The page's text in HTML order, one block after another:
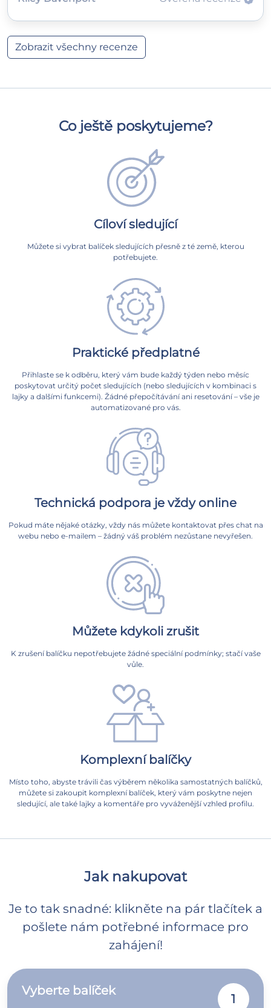
Zobrazit všechny recenze
Co ještě poskytujeme?
Cíloví sledující
Můžete si vybrat balíček sledujících přesně z té země, kterou
potřebujete.
Praktické předplatné
Přihlaste se k odběru, který vám bude každý týden nebo měsíc
poskytovat určitý počet sledujících (nebo sledujících v kombinaci s
lajky a dalšími funkcemi). Žádné přepočítávání ani resetování – vše je
automatizované pro vás.
Technická podpora je vždy online
Pokud máte nějaké otázky, vždy nás můžete kontaktovat přes chat na
webu nebo e-mailem – žádný váš problém nezůstane nevyřešen.
Můžete kdykoli zrušit
K zrušení balíčku nepotřebujete žádné speciální podmínky; stačí vaše
vůle.
Komplexní balíčky
Místo toho, abyste trávili čas výběrem několika samostatných balíčků,
můžete si zakoupit komplexní balíček, který vám poskytne nejen
sledující, ale také lajky a komentáře pro vyváženější vzhled profilu.
Jak nakupovat
Je to tak snadné: klikněte na pár tlačítek a
pošlete nám potřebné informace pro
zahájení!
Vyberte balíček
1